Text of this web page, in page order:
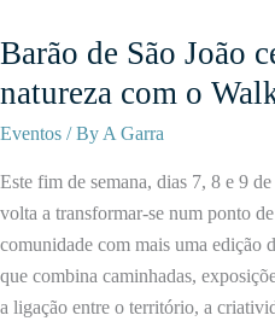
São
João
como
Novo
de
Inovação
e
Criatividade
Barão de São João
natureza com o
Eventos / ByA Garra
Este fim de semana, dias 7, 8 e 9
volta a transformar-se num ponto
comunidade com mais uma
que combina caminhadas,
a ligação entre o território, a